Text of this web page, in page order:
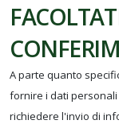
A parte quanto
fornire i dati
richiedere l'invio di